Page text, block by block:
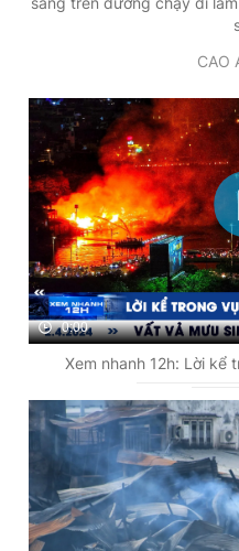
CAO
0:00
Xem nhanh 12h: Lời kể